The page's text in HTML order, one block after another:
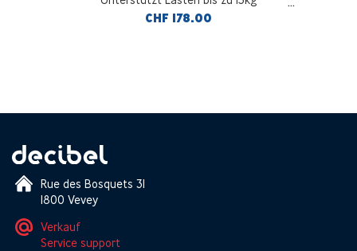
CHF 178.00
Rue des Bosquets 31
1800 Vevey
Verkauf
Service support